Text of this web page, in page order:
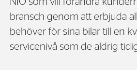
bransch genom att erbjuda
behöver för sina bilar till en
servicenivå som de aldrig